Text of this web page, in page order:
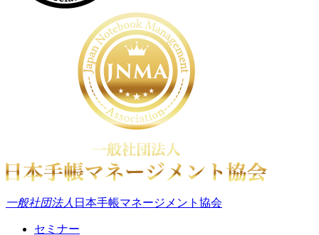
一般社団法人 日本手帳マネージメント協会
セミナー